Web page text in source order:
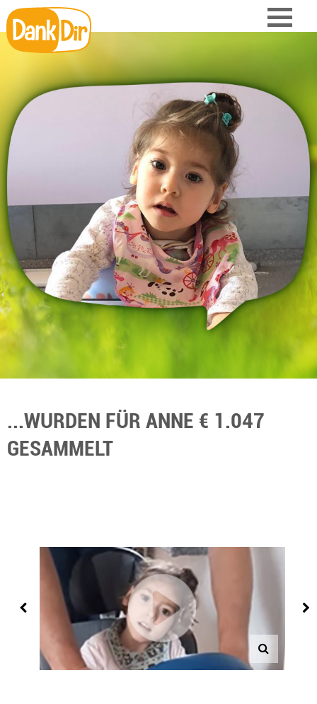
...WURDEN FÜR ANNE € 1.047
GESAMMELT